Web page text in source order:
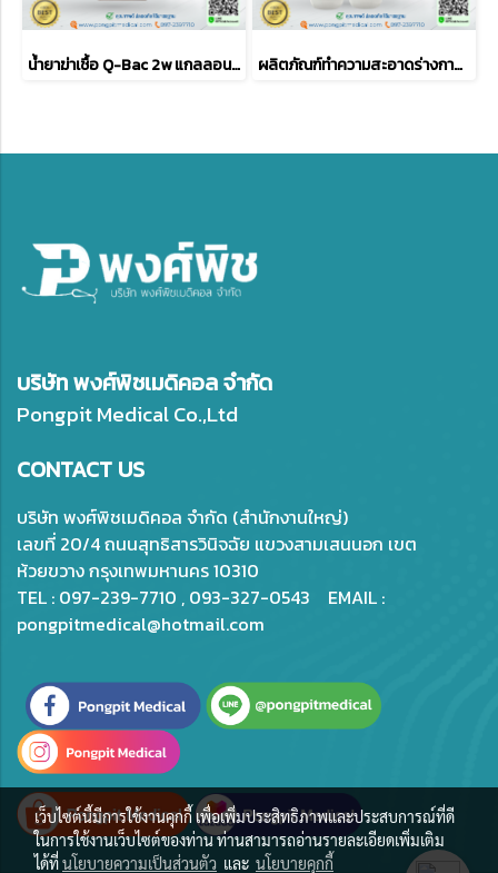
น้ำยาฆ่าเชื้อ Q-Bac 2w แกลลอน 5 ลิตร ผลิตภัณฑ์ทำความสะอาดร่างกาย คาวิลอน 3M Cavilon
บริษัท พงศ์พิชเมดิคอล จำกัด
Pongpit Medical Co.,Ltd
CONTACT US
บริษัท พงศ์พิชเมดิคอล จำกัด (สำนักงานใหญ่)
เลขที่ 20/4 ถนนสุทธิสารวินิจฉัย แขวงสามเสนนอก เขต
ห้วยขวาง กรุงเทพมหานคร 10310
TEL : 097-239-7710 , 093-327-0543 EMAIL :
pongpitmedical@hotmail.com
เว็บไซต์นี้มีการใช้งานคุกกี้ เพื่อเพิ่มประสิทธิภาพและประสบการณ์ที่ดี
ในการใช้งานเว็บไซต์ของท่าน ท่านสามารถอ่านรายละเอียดเพิ่มเติม
ได้ที่นโยบายความเป็นส่วนตัว และ นโยบายคุกกี้